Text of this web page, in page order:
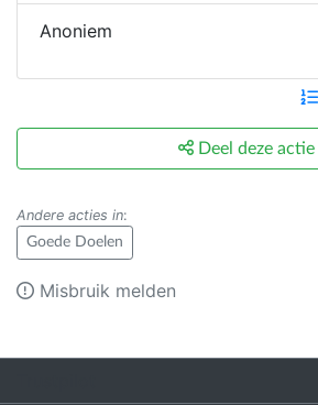
Anoniem
Deel deze actie
Andere acties in:
Goede Doelen
Misbruik melden